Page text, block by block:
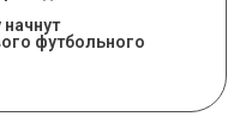
футбольного